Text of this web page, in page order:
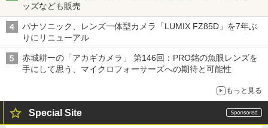
ッズなども販売
パナソニック、レンズ一体型カメラ「LUMIX FZ85D」を7年ぶ
りにリニューアル
赤城耕一の「アカギカメラ」 第146回：PRO銘の魚眼レンズを
手にして思う、マイクロフォーサーズへの期待と可能性
もっと見る
Special Site